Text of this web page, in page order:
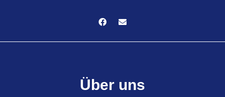
Über uns